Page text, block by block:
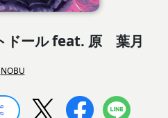
ドール feat. 原 葉月
NOBU